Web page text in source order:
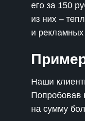
его за 150
из них –
и
Наши
Попробовав
на сумму